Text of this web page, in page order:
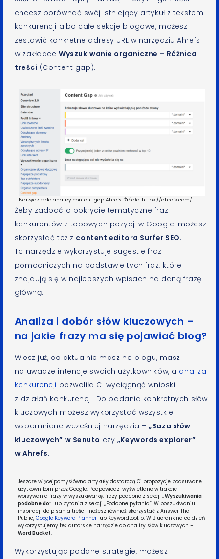
chcesz porównać swój istniejący artykuł z tekstem
konkurencji albo całe sekcje blogowe, możesz
zestawić konkretne adresy URL w narzędziu Ahrefs –
w zakładceWyszukiwanie organiczne – Różnica
treści (Content gap).
Narzędzie do analizy content gap Ahrefs. Źródło: https://ahrefs.com/
Żeby zadbać o pokrycie tematyczne fraz
konkurentów z topowych pozycji w Google, możesz
skorzystać też z content editora Surfer SEO.
To narzędzie wykorzystuje sugestie fraz
pomocniczych na podstawie tych fraz, które
znajdują się w najlepszych wpisach na daną frazę
główną.
Analiza i dobór słów kluczowych –
na jakie frazy ma się pojawiać blog?
Wiesz już, co aktualnie masz na blogu, masz
na uwadze intencje swoich użytkowników, a analiza
konkurencji pozwoliła Ci wyciągnąć wnioski
z działań konkurencji. Do badania konkretnych słów
kluczowych możesz wykorzystać wszystkie
wspomniane wcześniej narzędzia –„Baza słów
kluczowych” w Senuto czy „Keywords explorer”
w Ahrefs.
Jeszcze więcejpomysłówna artykuły dostarczą Ci propozycje podsuwane
użytkownikom przez Google. Podpowiedzi wyświetlane w trakcie
wpisywania frazy w wyszukiwarkę, frazy podobne z sekcji „Wyszukiwania
podobne do”lub pytania z sekcji „Podobne pytania”. W poszukiwaniu
inspiracji do pisania treści możesz również skorzystać z Answer The
Public, Google Keyword Plannerlub Keywordtool.io. W Bluerank na co dzień
wykorzystujemy też autorskie narzędzie do analizy słów kluczowych –
Word Bucket.
Wykorzystując podane strategie, możesz